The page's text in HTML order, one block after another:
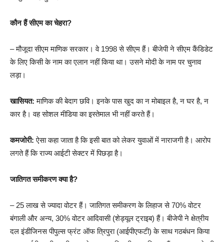
कौन हैं सीएम का चेहरा?
– मौजूदा सीएम माणिक सरकार। वे 1998 से सीएम हैं। बीजेपी ने सीएम कैंडिडेट
के लिए किसी के नाम का एलान नहीं किया था। उसने मोदी के नाम पर चुनाव
लड़ा।
खासियत: माणिक की बेदाग छवि। इनके पास खुद का न मोबाइल है, न घर है, न
कार है। वह सोशल मीडिया का इस्तेमाल भी नहीं करते हैं।
कमजोरी: ऐसा कहा जाता है कि इसी बात को लेकर युवाओं में नाराजगी है। आरोप
लगते हैं कि राज्य आईटी सेक्टर में पिछड़ा है।
जातिगत समीकरण क्या है?
– 25 लाख से ज्यादा वोटर हैं। जातिगत समीकरण के लिहाज से 70% वोटर
बंगाली और अन्य, 30% वोटर आदिवासी (शेड्यूल ट्राइब) हैं। बीजेपी ने क्षेत्रीय
दल इंडीजिनस पीपुल्स फ्रंट ऑफ त्रिपुरा (आईपीएफटी) के साथ गठबंधन किया